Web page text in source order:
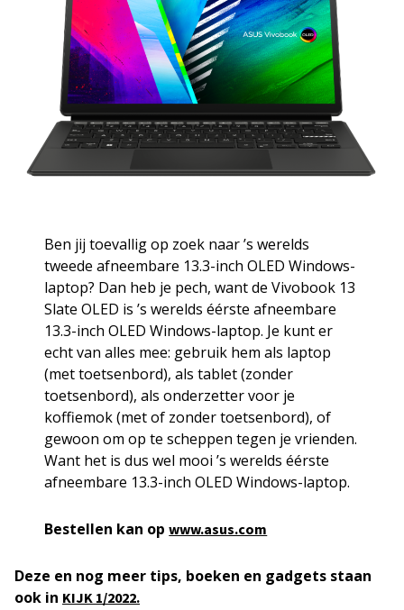
Ben jij toevallig op zoek naar ’s werelds
tweede afneembare 13.3-inch OLED Windows-
laptop? Dan heb je pech, want de Vivobook 13
Slate OLED is ’s werelds éérste afneembare
13.3-inch OLED Windows-laptop. Je kunt er
echt van alles mee: gebruik hem als laptop
(met toetsenbord), als tablet (zonder
toetsenbord), als onderzetter voor je
koffiemok (met of zonder toetsenbord), of
gewoon om op te scheppen tegen je vrienden.
Want het is dus wel mooi ’s werelds éérste
afneembare 13.3-inch OLED Windows-laptop.
Bestellen kan opwww.asus.com
Deze en nog meer tips, boeken en gadgets staan
ook in KIJK 1/2022.